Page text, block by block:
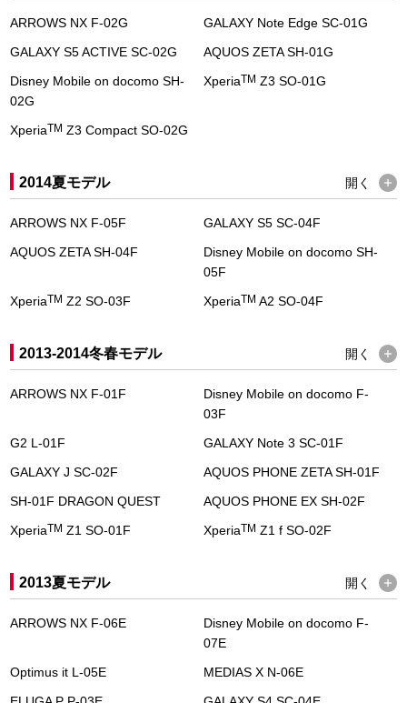
ARROWS NX F-02G
GALAXY Note Edge SC-01G
GALAXY S5 ACTIVE SC-02G
AQUOS ZETA SH-01G
Disney Mobile on docomo SH-
02G
XperiaTM Z3 SO-01G
XperiaTM Z3 Compact SO-02G
2014夏モデル 開く
ARROWS NX F-05F
GALAXY S5 SC-04F
AQUOS ZETA SH-04F
Disney Mobile on docomo SH-
05F
XperiaTM Z2 SO-03F XperiaTM A2 SO-04F
2013-2014冬春モデル 開く
ARROWS NX F-01F
Disney Mobile on docomo F-
03F
G2 L-01F
GALAXY Note 3 SC-01F
GALAXY J SC-02F
AQUOS PHONE ZETA SH-01F
SH-01F DRAGON QUEST
AQUOS PHONE EX SH-02F
XperiaTM Z1 SO-01F XperiaTM Z1 f SO-02F
2013夏モデル 開く
ARROWS NX F-06E
Disney Mobile on docomo F-
07E
Optimus it L-05E
MEDIAS X N-06E